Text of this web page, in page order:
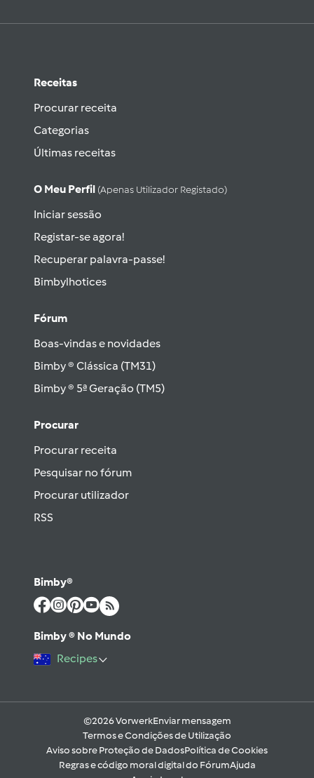
Receitas
Procurar receita
Categorias
Últimas receitas
O Meu Perfil (apenas Utilizador Registado)
Iniciar sessão
Registar-se agora!
Recuperar palavra-passe!
Bimbylhotices
Fórum
Boas-vindas e novidades
Bimby ® Clássica (TM31)
Bimby ® 5ª Geração (TM5)
Procurar
Procurar receita
Pesquisar no fórum
Procurar utilizador
RSS
Bimby®
Bimby ® No Mundo
Recipes
©2026 VorwerkEnviar mensagem
Termos e Condições de Utilização
Aviso sobre Proteção de DadosPolítica de Cookies
Regras e código moral digital do FórumAjuda